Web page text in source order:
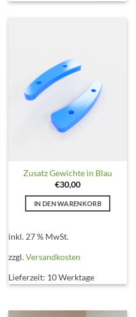
Zusatz Gewichte in Blau
€30,00
IN DEN WARENKORB
inkl. 27 % MwSt.
zzgl.Versandkosten
Lieferzeit: 10 Werktage